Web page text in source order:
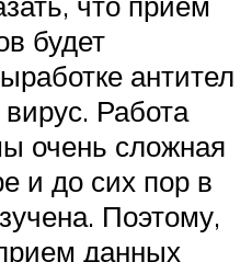
будет
антител
Работа
очень сложная
и до сих пор в
Поэтому,
данных